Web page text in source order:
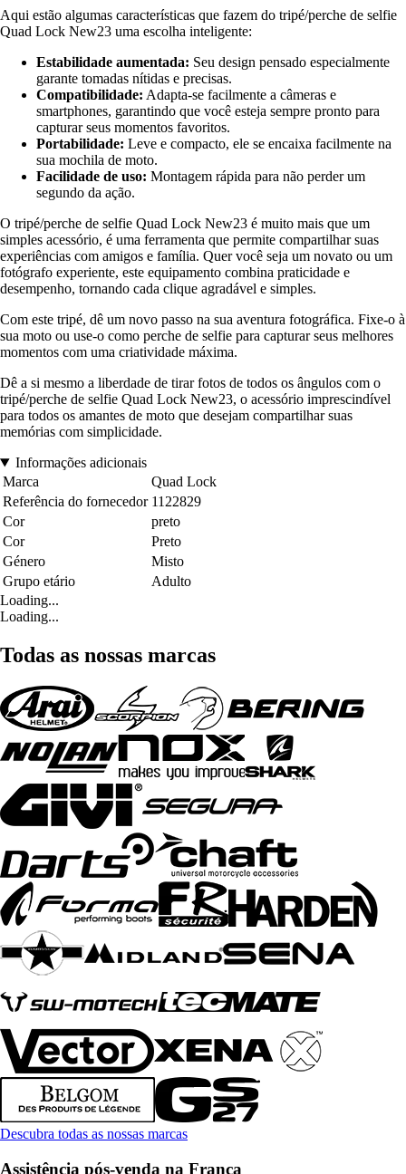
Aqui estão algumas características que fazem do tripé/perche de selfie
Quad Lock New23 uma escolha inteligente:
Estabilidade aumentada: Seu design pensado especialmente
garante tomadas nítidas e precisas.
Compatibilidade: Adapta-se facilmente a câmeras e
smartphones, garantindo que você esteja sempre pronto para
capturar seus momentos favoritos.
Portabilidade: Leve e compacto, ele se encaixa facilmente na
sua mochila de moto.
Facilidade de uso: Montagem rápida para não perder um
segundo da ação.
O tripé/perche de selfie Quad Lock New23 é muito mais que um
simples acessório, é uma ferramenta que permite compartilhar suas
experiências com amigos e família. Quer você seja um novato ou um
fotógrafo experiente, este equipamento combina praticidade e
desempenho, tornando cada clique agradável e simples.
Com este tripé, dê um novo passo na sua aventura fotográfica. Fixe-o à
sua moto ou use-o como perche de selfie para capturar seus melhores
momentos com uma criatividade máxima.
Dê a si mesmo a liberdade de tirar fotos de todos os ângulos com o
tripé/perche de selfie Quad Lock New23, o acessório imprescindível
para todos os amantes de moto que desejam compartilhar suas
memórias com simplicidade.
Informações adicionais
Marca
Quad Lock
Referência do fornecedor 1122829
Cor
preto
Cor
Preto
Género
Misto
Grupo etário
Adulto
Loading...
Loading...
Todas as nossas marcas
Descubra todas as nossas marcas
Assistência pós-venda na França